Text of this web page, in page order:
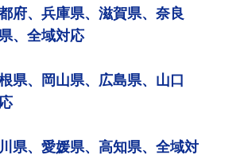
府、兵庫県、滋賀県、奈良
、全域対応
県、岡山県、広島県、山口
県、愛媛県、高知県、全域対